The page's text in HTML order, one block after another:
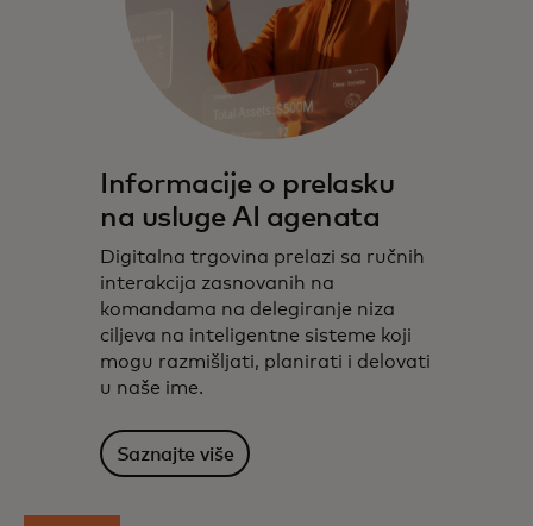
Informacije o prelasku
na usluge AI agenata
Digitalna trgovina prelazi sa ručnih
interakcija zasnovanih na
komandama na delegiranje niza
ciljeva na inteligentne sisteme koji
mogu razmišljati, planirati i delovati
u naše ime.
Saznajte više